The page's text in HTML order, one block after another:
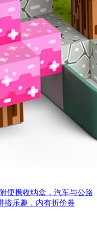
便携收纳盒，汽车与公路
搭乐趣，内有折价券